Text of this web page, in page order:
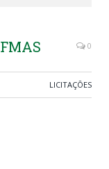
0
LICITAÇÕES